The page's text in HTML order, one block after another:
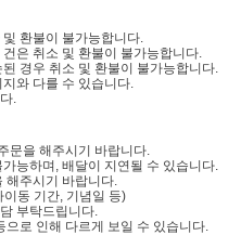
환불이 불가능합니다.
은 취소 및 환불이 불가능합니다.
경우 취소 및 환불이 불가능합니다.
와 다를 수 있습니다.
.
문을 해주시기 바랍니다.
능하며, 배달이 지연될 수 있습니다.
해주시기 바랍니다.
동 기간, 기념일 등)
부탁드립니다.
로 인해 다르게 보일 수 있습니다.